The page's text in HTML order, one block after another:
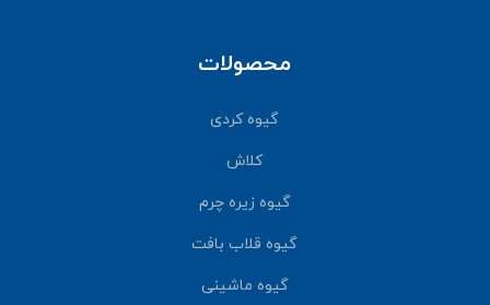
محصولات
گیوه کردی
کلاش
گیوه زیره چرم
گیوه قلاب بافت
گیوه ماشینی